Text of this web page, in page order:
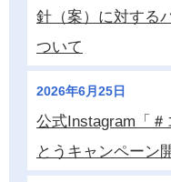
針（案）に対する
ついて
2026年6月25日
公式Instagram「
とうキャンペーン